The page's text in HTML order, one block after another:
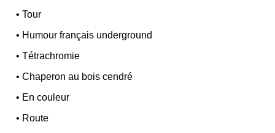
•Tour
• Humour français underground
•Tétrachromie
•Chaperon au bois cendré
• En couleur
• Route